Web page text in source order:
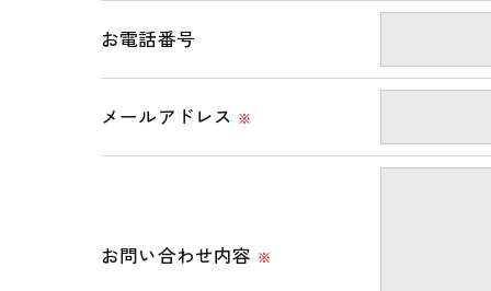
当社では、利用目的の達成に必要な範囲
これらの委託先に対しては個人情報保護
＜個人情報の安全管理＞
当社では、個人情報の漏洩等がなされない
必要な情報を頂けない場合は、それに対
お電話番号
メールアドレス ※
お問い合わせ内容 ※